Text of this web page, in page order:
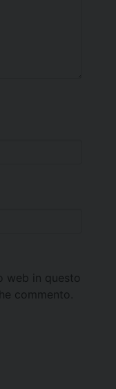
web in questo
commento.